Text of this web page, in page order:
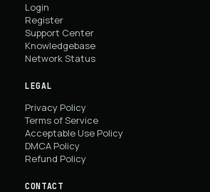
Login
Register
Support Center
Knowledgebase
Network Status
LEGAL
Privacy Policy
Terms of Service
Acceptable Use Policy
DMCA Policy
Refund Policy
CONTACT